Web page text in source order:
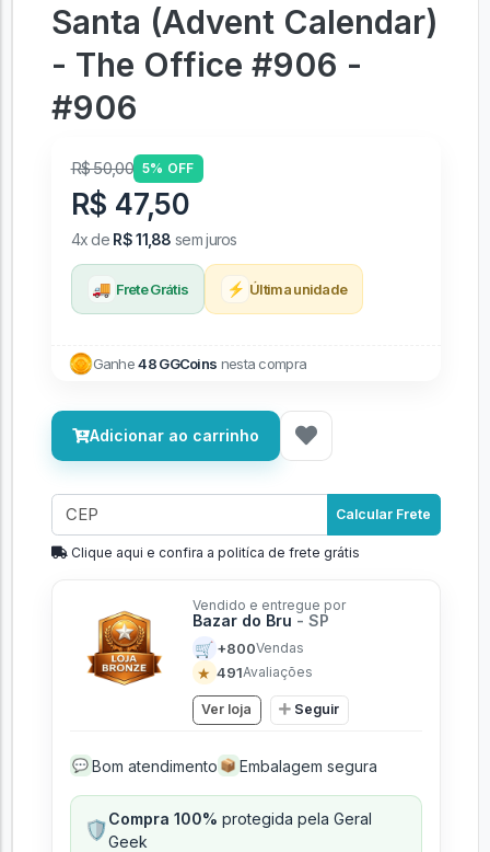
Santa (Advent Calendar)
- The Office #906 -
#906
R$ 50,00 5% OFF
R$ 47,50
4x de R$ 11,88 sem juros
🚚 Frete Grátis ⚡ Última unidade
Ganhe48 GGCoins nesta compra
Adicionar ao carrinho
Calcular Frete
Clique aqui e confira a politíca de frete grátis
Vendido e entregue por
Bazar do Bru - SP
🛒 +800Vendas
★ 491Avaliações
Ver loja Seguir
💬 Bom atendimento 📦 Embalagem segura
🛡️Compra 100% protegida pela Geral
Geek